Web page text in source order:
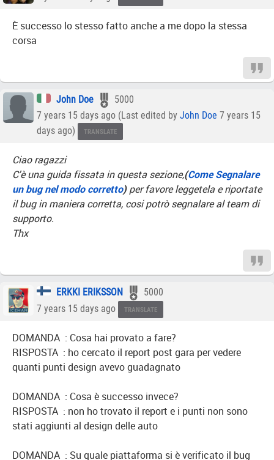
È successo lo stesso fatto anche a me dopo la stessa
corsa
John Doe
5000
7 years 15 days ago (Last edited by John Doe 7 years 15
days ago)
TRANSLATE
Ciao ragazzi
C'è una guida fissata in questa sezione,(Come Segnalare
un bug nel modo corretto)per favore leggetela e riportate
il bug in maniera corretta, cosi potrò segnalare al team di
supporto.
Thx
ERKKI ERIKSSON
5000
7 years 15 days ago
TRANSLATE
DOMANDA : Cosa hai provato a fare?
RISPOSTA : ho cercato il report post gara per vedere
quanti punti design avevo guadagnato
DOMANDA : Cosa è successo invece?
RISPOSTA : non ho trovato il report e i punti non sono
stati aggiunti al design delle auto
DOMANDA : Su quale piattaforma si è verificato il bug